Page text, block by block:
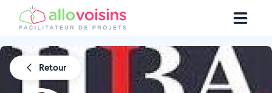
Retour